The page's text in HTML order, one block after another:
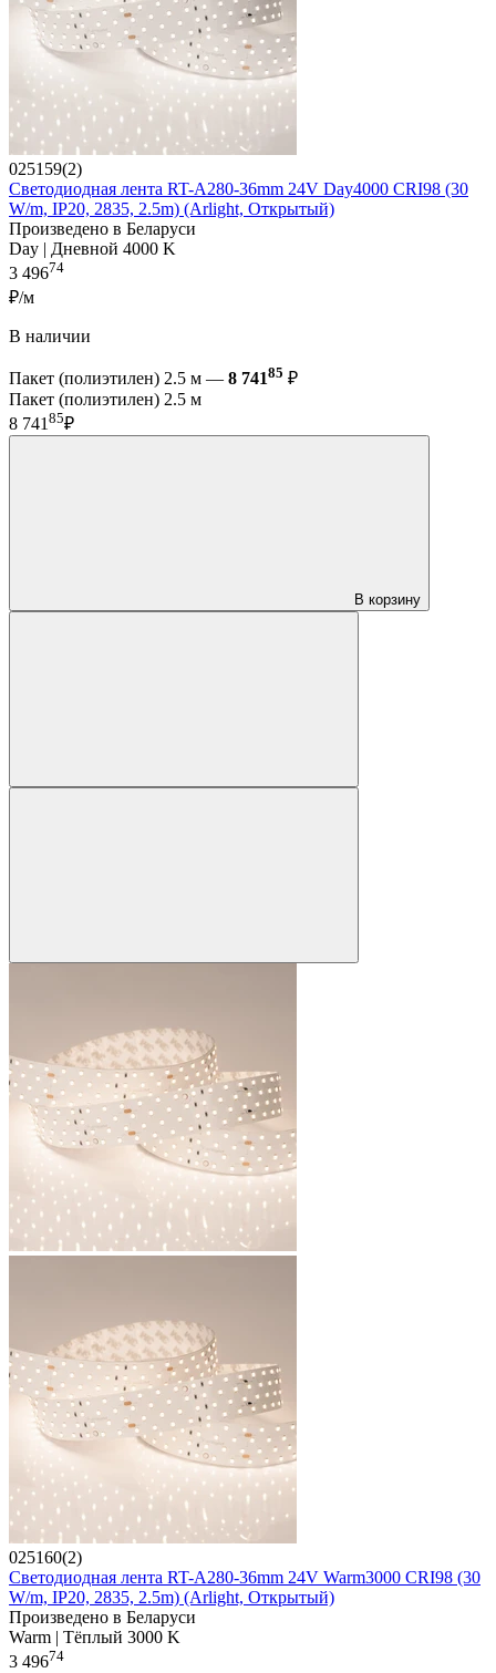
025159(2)
Светодиодная лента RT-A280-36mm 24V Day4000 CRI98 (30
W/m, IP20, 2835, 2.5m) (Arlight, Открытый)
Произведено в Беларуси
Day | Дневной 4000 K
3 49674
₽/м
В наличии
Пакет (полиэтилен) 2.5 м — 8 74185 ₽
Пакет (полиэтилен) 2.5 м
8 74185₽
В корзину
025160(2)
Светодиодная лента RT-A280-36mm 24V Warm3000 CRI98 (30
W/m, IP20, 2835, 2.5m) (Arlight, Открытый)
Произведено в Беларуси
Warm | Тёплый 3000 K
3 49674